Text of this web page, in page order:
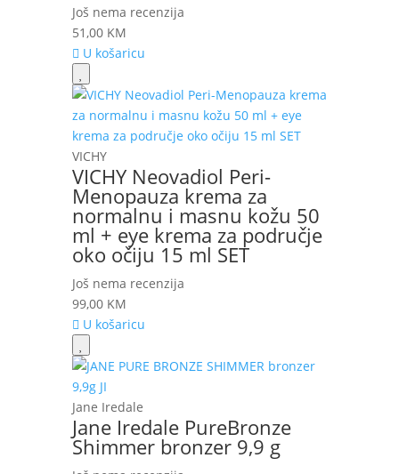
Još nema recenzija
51,00 KM
U košaricu
VICHY
VICHY Neovadiol Peri-
Menopauza krema za
normalnu i masnu kožu 50
ml + eye krema za područje
oko očiju 15 ml SET
Još nema recenzija
99,00 KM
U košaricu
Jane Iredale
Jane Iredale PureBronze
Shimmer bronzer 9,9 g